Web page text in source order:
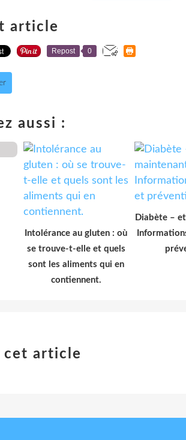
article
Repost 0
aussi :
Intolérance au gluten : où
se trouve-t-elle et quels
sont les aliments qui en
contiennent.
Diabète –
cet article